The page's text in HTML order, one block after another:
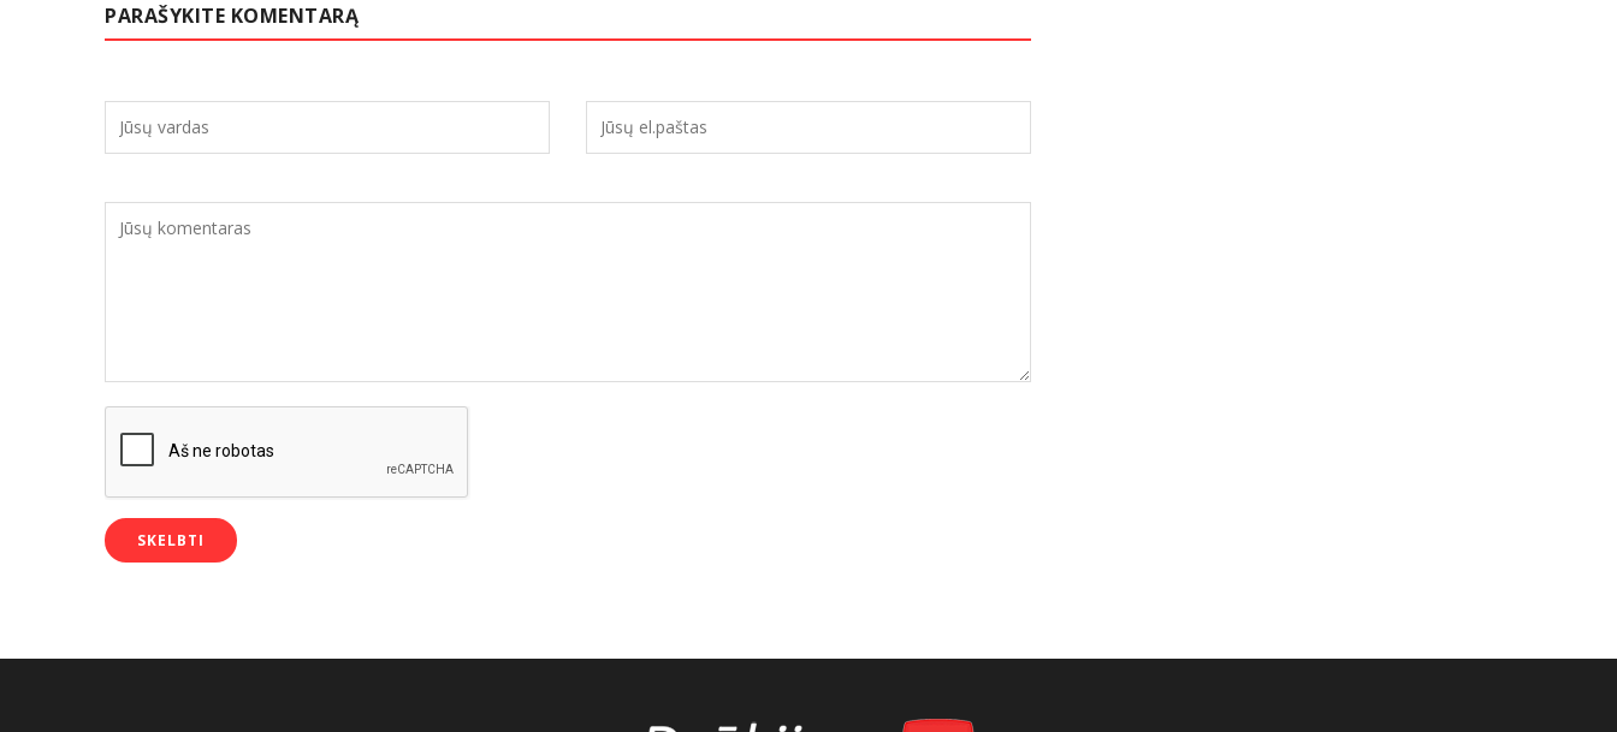
PARAŠYKITE KOMENTARĄ